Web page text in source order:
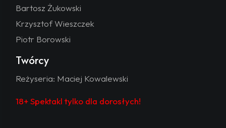
Bartosz Żukowski
Krzysztof Wieszczek
Piotr Borowski
Twórcy
Reżyseria: Maciej Kowalewski
18+ Spektakl tylko dla dorosłych!